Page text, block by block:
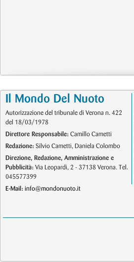
Il Mondo Del Nuoto
Autorizzazione del tribunale di Verona n. 422
del 18/03/1978
Direttore Responsabile: Camillo Cametti
Redazione: Silvio Cametti, Daniela Colombo
Direzione, Redazione, Amministrazione e
Pubblicità: Via Leopardi, 2 - 37138 Verona. Tel.
045577399
E-Mail: info@mondonuoto.it